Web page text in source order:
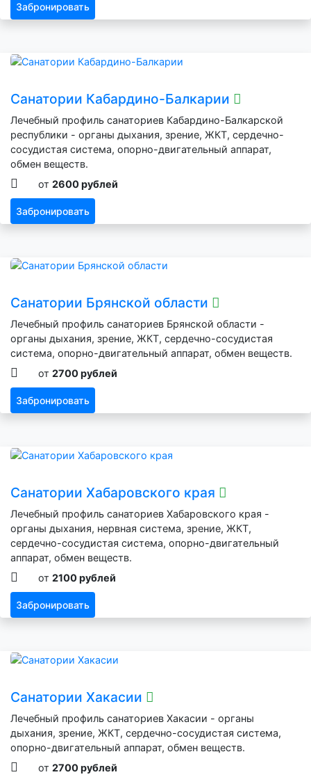
Забронировать
Санатории Кабардино-Балкарии
Лечебный профиль санаториев Кабардино-Балкарской
республики - органы дыхания, зрение, ЖКТ, сердечно-
сосудистая система, опорно-двигательный аппарат,
обмен веществ.
от 2600 рублей
Забронировать
Санатории Брянской области
Лечебный профиль санаториев Брянской области -
органы дыхания, зрение, ЖКТ, сердечно-сосудистая
система, опорно-двигательный аппарат, обмен веществ.
от 2700 рублей
Забронировать
Санатории Хабаровского края
Лечебный профиль санаториев Хабаровского края -
органы дыхания, нервная система, зрение, ЖКТ,
сердечно-сосудистая система, опорно-двигательный
аппарат, обмен веществ.
от 2100 рублей
Забронировать
Санатории Хакасии
Лечебный профиль санаториев Хакасии - органы
дыхания, зрение, ЖКТ, сердечно-сосудистая система,
опорно-двигательный аппарат, обмен веществ.
от 2700 рублей